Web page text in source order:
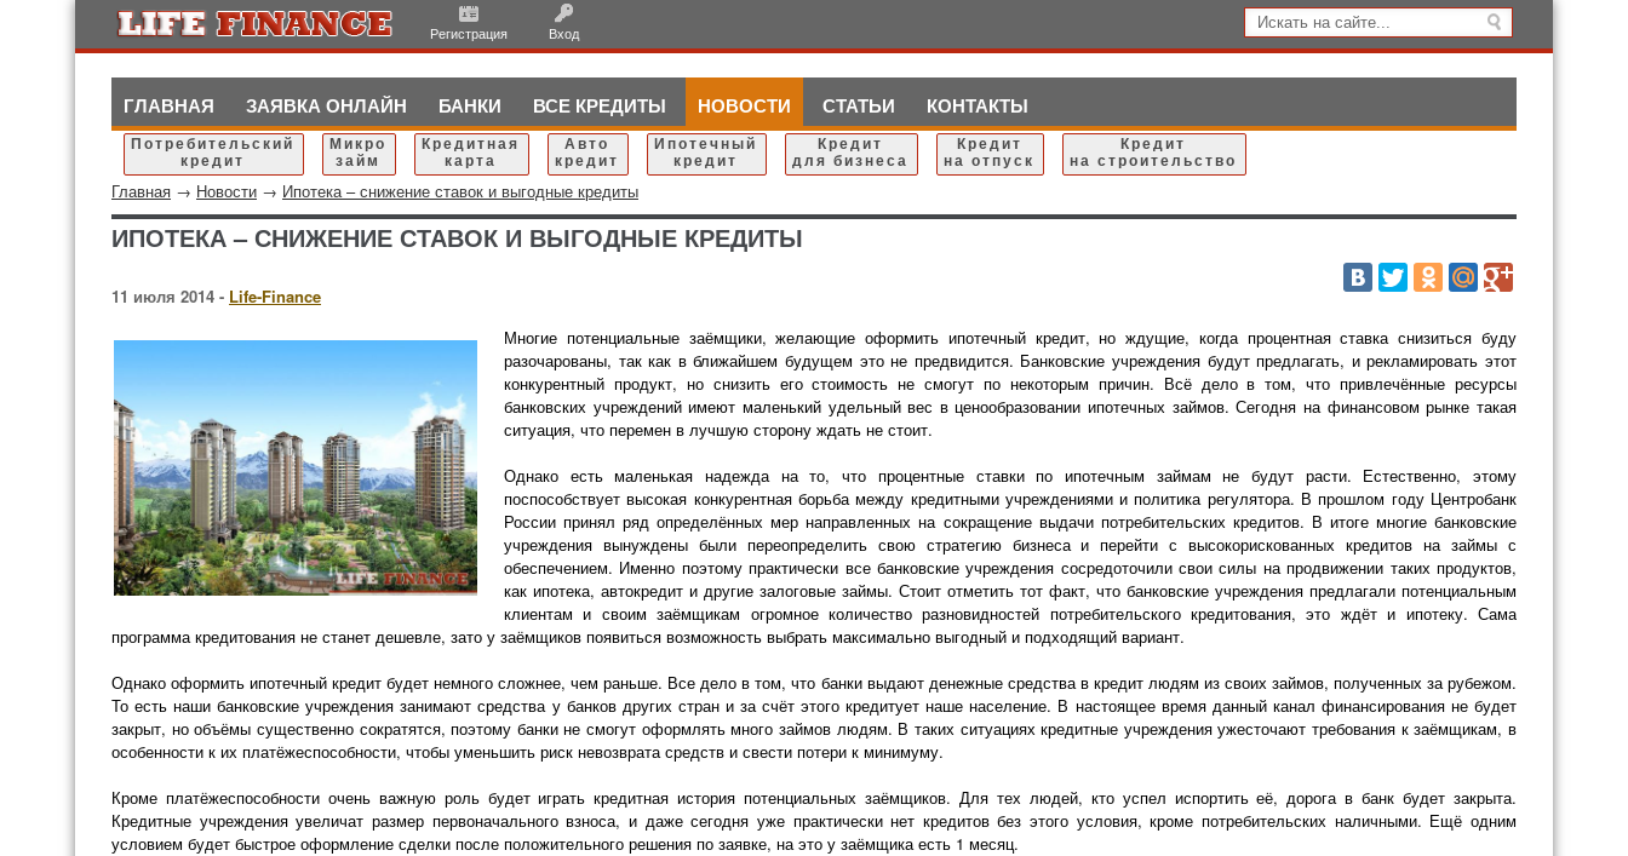
Регистрация Вход
ГЛАВНАЯ ЗАЯВКА ОНЛАЙН БАНКИ ВСЕ КРЕДИТЫ НОВОСТИ СТАТЬИ КОНТАКТЫ
Потребительский
кредит
Микро
займ
Кредитная
карта
Авто
кредит
Ипотечный
кредит
Кредит
для бизнеса
Кредит
на отпуск
Кредит
на строительство
Главная → Новости → Ипотека – снижение ставок и выгодные кредиты
ИПОТЕКА – СНИЖЕНИЕ СТАВОК И ВЫГОДНЫЕ КРЕДИТЫ
11 июля 2014 - Life-Finance
Многие потенциальные заёмщики, желающие оформить ипотечный кредит, но ждущие, когда процентная ставка снизиться буду
разочарованы, так как в ближайшем будущем это не предвидится. Банковские учреждения будут предлагать, и рекламировать этот
конкурентный продукт, но снизить его стоимость не смогут по некоторым причин. Всё дело в том, что привлечённые ресурсы
банковских учреждений имеют маленький удельный вес в ценообразовании ипотечных займов. Сегодня на финансовом рынке такая
ситуация, что перемен в лучшую сторону ждать не стоит.
Однако есть маленькая надежда на то, что процентные ставки по ипотечным займам не будут расти. Естественно, этому
поспособствует высокая конкурентная борьба между кредитными учреждениями и политика регулятора. В прошлом году Центробанк
России принял ряд определённых мер направленных на сокращение выдачи потребительских кредитов. В итоге многие банковские
учреждения вынуждены были переопределить свою стратегию бизнеса и перейти с высокорискованных кредитов на займы с
обеспечением. Именно поэтому практически все банковские учреждения сосредоточили свои силы на продвижении таких продуктов,
как ипотека, автокредит и другие залоговые займы. Стоит отметить тот факт, что банковские учреждения предлагали потенциальным
клиентам и своим заёмщикам огромное количество разновидностей потребительского кредитования, это ждёт и ипотеку. Сама
программа кредитования не станет дешевле, зато у заёмщиков появиться возможность выбрать максимально выгодный и подходящий вариант.
Однако оформить ипотечный кредит будет немного сложнее, чем раньше. Все дело в том, что банки выдают денежные средства в кредит людям из своих займов, полученных за рубежом.
То есть наши банковские учреждения занимают средства у банков других стран и за счёт этого кредитует наше население. В настоящее время данный канал финансирования не будет
закрыт, но объёмы существенно сократятся, поэтому банки не смогут оформлять много займов людям. В таких ситуациях кредитные учреждения ужесточают требования к заёмщикам, в
особенности к их платёжеспособности, чтобы уменьшить риск невозврата средств и свести потери к минимуму.
Кроме платёжеспособности очень важную роль будет играть кредитная история потенциальных заёмщиков. Для тех людей, кто успел испортить её, дорога в банк будет закрыта.
Кредитные учреждения увеличат размер первоначального взноса, и даже сегодня уже практически нет кредитов без этого условия, кроме потребительских наличными. Ещё одним
условием будет быстрое оформление сделки после положительного решения по заявке, на это у заёмщика есть 1 месяц.